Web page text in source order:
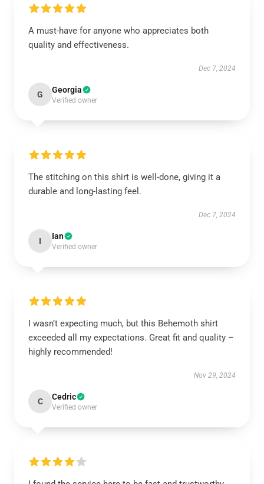
A must-have for anyone who appreciates both
quality and effectiveness.
Dec 7, 2024
G Georgia
Verified owner
The stitching on this shirt is well-done, giving it a
durable and long-lasting feel.
Dec 7, 2024
I Ian
Verified owner
I wasn’t expecting much, but this Behemoth shirt
exceeded all my expectations. Great fit and quality –
highly recommended!
Nov 29, 2024
C Cedric
Verified owner